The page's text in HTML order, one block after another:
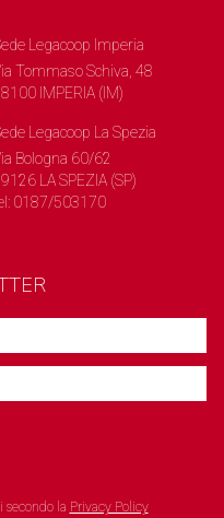
Legacoop Imperia
Tommaso Schiva, 48
IMPERIA (IM)
Legacoop La Spezia
Bologna 60/62
LA SPEZIA (SP)
0187/503170
la Privacy Policy